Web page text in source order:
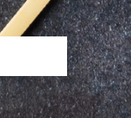
のが、アイキャッ
です。 「とりあえ
内容に近そうなフリ
を選んでいるけれ
これでいいのか
そう思いながら、